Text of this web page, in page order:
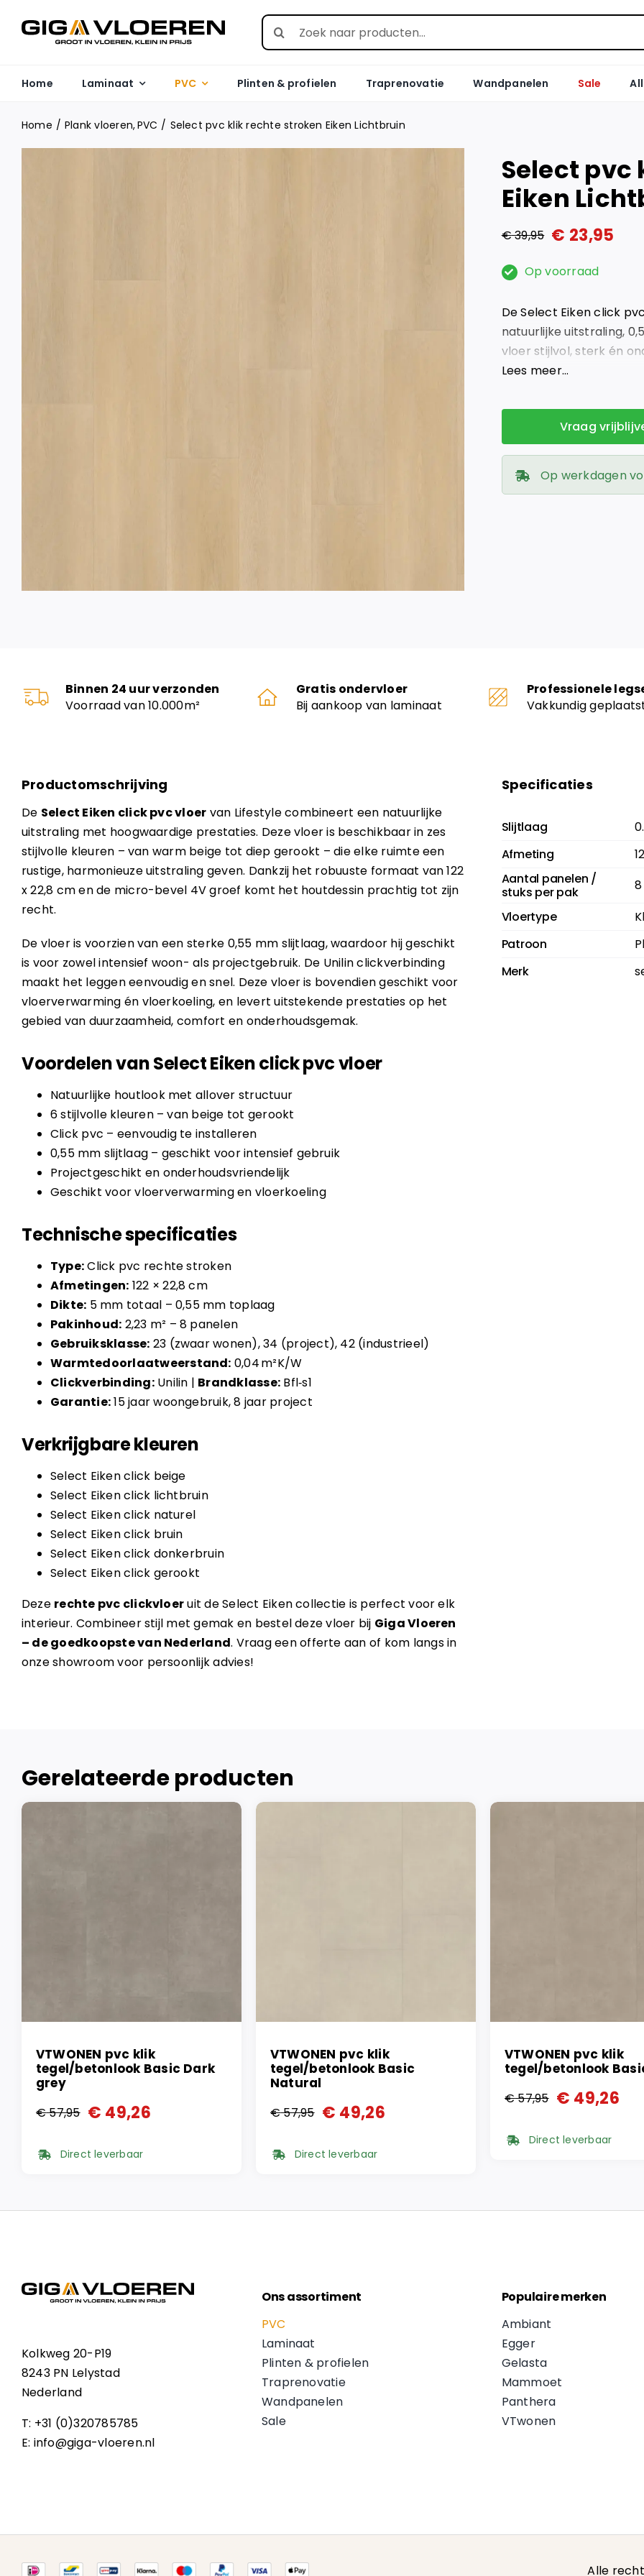
Search
for:
Home Laminaat PVC Plinten & profielen Traprenovatie Wandpanelen Sale
Home Plank vloeren PVC Select pvc klik rechte stroken Eiken Lichtbruin
Select
Eiken
€39,95
Oorspronkelijke
prijs
€ 39,95.
€ 23,95
Huidige
prijs
€ 23,95.
Op voorraad
De Select Eiken click
natuurlijke uitstraling,
vloer stijlvol, sterk én
Vloeren!
Lees meer…
Vraag
Op werkdagen
Binnen 24 uur verzonden
Voorraad van 10.000m²
Gratis ondervloer
Bij aankoop van laminaat
Professionele
Vakkundig
Productomschrijving
De Select Eiken click pvc vloer van Lifestyle combineert een natuurlijke
uitstraling met hoogwaardige prestaties. Deze vloer is beschikbaar in zes
stijlvolle kleuren – van warm beige tot diep gerookt – die elke ruimte een
rustige, harmonieuze uitstraling geven. Dankzij het robuuste formaat van 122
x 22,8 cm en de micro-bevel 4V groef komt het houtdessin prachtig tot zijn
recht.
De vloer is voorzien van een sterke 0,55 mm slijtlaag, waardoor hij geschikt
is voor zowel intensief woon- als projectgebruik. De Unilin clickverbinding
maakt het leggen eenvoudig en snel. Deze vloer is bovendien geschikt voor
vloerverwarming én vloerkoeling, en levert uitstekende prestaties op het
gebied van duurzaamheid, comfort en onderhoudsgemak.
Voordelen van Select Eiken click pvc vloer
Natuurlijke houtlook met allover structuur
6 stijlvolle kleuren – van beige tot gerookt
Click pvc – eenvoudig te installeren
0,55 mm slijtlaag – geschikt voor intensief gebruik
Projectgeschikt en onderhoudsvriendelijk
Geschikt voor vloerverwarming en vloerkoeling
Technische specificaties
Type:Click pvc rechte stroken
Afmetingen: 122 × 22,8 cm
Dikte: 5 mm totaal – 0,55 mm toplaag
Pakinhoud: 2,23 m² – 8 panelen
Gebruiksklasse: 23 (zwaar wonen), 34 (project), 42 (industrieel)
Warmtedoorlaatweerstand: 0,04 m²K/W
Clickverbinding:Unilin | Brandklasse: Bfl‑s1
Garantie:15 jaar woongebruik, 8 jaar project
Verkrijgbare kleuren
Select Eiken click beige
Select Eiken click lichtbruin
Select Eiken click naturel
Select Eiken click bruin
Select Eiken click donkerbruin
Select Eiken click gerookt
Deze rechte pvc clickvloeruit de Select Eiken collectie is perfect voor elk
interieur. Combineer stijl met gemak en bestel deze vloer bij Giga Vloeren
– de goedkoopste van Nederland. Vraag een offerte aan of kom langs in
onze showroom voor persoonlijk advies!
Specificaties
Slijtlaag
Afmeting
Aantal panelen /
stuks per pak
8
Vloertype
Patroon
Merk
Gerelateerde producten
VTWONEN pvc klik
tegel/betonlook Basic Dark
grey
€57,95
Oorspronkelijke
prijs
€ 49,26
Huidige
prijsDirect leverbaar
VTWONEN pvc klik
tegel/betonlook Basic
Natural
€57,95
Oorspronkelijke
prijs
€ 49,26
Huidige
prijsDirect leverbaar
VTWONEN pvc klik
tegel/betonlook
€57,95
Oorspronkelijke
prijs
€ 49,26
Huidige
prijsDirect leverbaar
Kolkweg 20-P19
8243 PN Lelystad
Nederland
T: +31 (0)320785785
E: info@giga-vloeren.nl
Ons assortiment
PVC
Laminaat
Plinten & profielen
Traprenovatie
Wandpanelen
Sale
Populaire merken
Ambiant
Egger
Gelasta
Mammoet
Panthera
VTwonen
Alle